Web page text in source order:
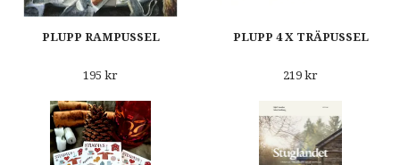
PLUPP RAMPUSSEL
195 kr
PLUPP 4 X TRÄPUSSEL
219 kr